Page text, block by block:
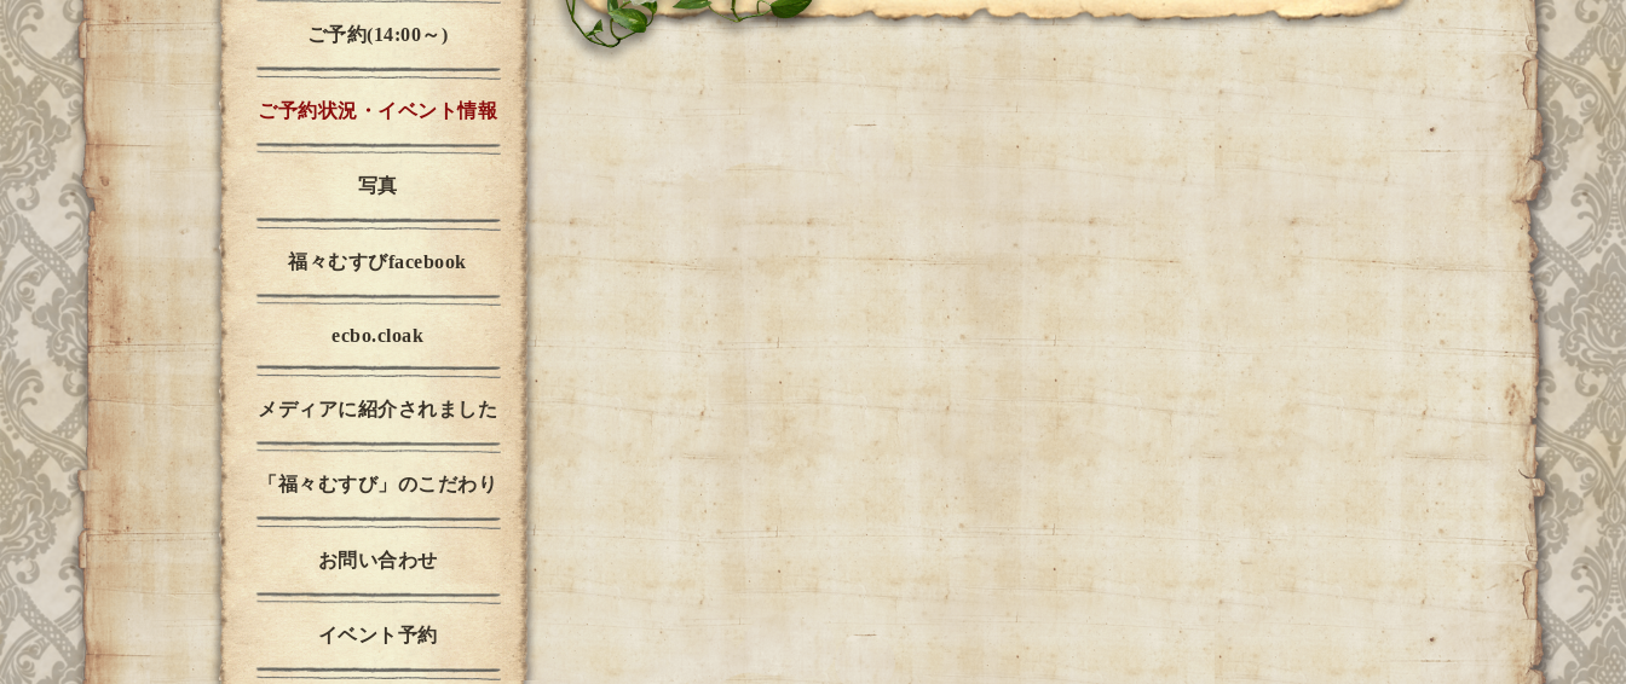
ご予約(14:00～)
ご予約状況・イベント情報
写真
福々むすびfacebook
ecbo.cloak
メディアに紹介されました
「福々むすび」のこだわり
お問い合わせ
イベント予約